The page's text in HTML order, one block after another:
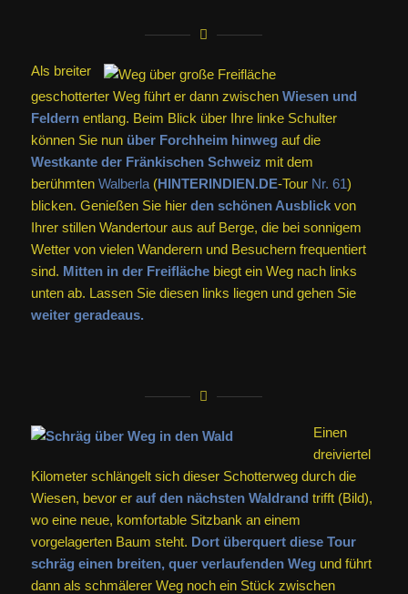
Als breiter
geschotterter Weg führt er dann zwischen Wiesen und
Feldernentlang. Beim Blick über Ihre linke Schulter
können Sie nun über Forchheim hinweg auf die
Westkante der Fränkischen Schweiz mit dem
berühmten Walberla(HINTERINDIEN.DE-Tour Nr. 61)
blicken. Genießen Sie hier den schönen Ausblickvon
Ihrer stillen Wandertour aus auf Berge, die bei sonnigem
Wetter von vielen Wanderern und Besuchern frequentiert
sind. Mitten in der Freiflächebiegt ein Weg nach links
unten ab. Lassen Sie diesen links liegen und gehen Sie
weiter geradeaus.
Einen
dreiviertel
Kilometer schlängelt sich dieser Schotterweg durch die
Wiesen, bevor er auf den nächsten Waldrand trifft (Bild),
wo eine neue, komfortable Sitzbank an einem
vorgelagerten Baum steht. Dort überquert diese Tour
schräg einen breiten, quer verlaufenden Weg und führt
dann als schmälerer Weg noch ein Stück zwischen